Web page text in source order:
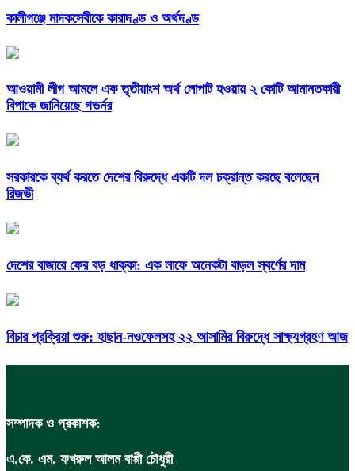
কালীগঞ্জে মাদকসেবীকে কারাদণ্ড ও অর্থদণ্ড
আওয়ামী লীগ আমলে এক তৃতীয়াংশ অর্থ লোপাট হওয়ায় ২ কোটি আমানতকারী
বিপাকে জানিয়েছে গভর্নর
সরকারকে ব্যর্থ করতে দেশের বিরুদ্ধে একটি দল চক্রান্ত করছে বলেছেন
রিজভী
দেশের বাজারে ফের বড় ধাক্কা: এক লাফে অনেকটা বাড়ল স্বর্ণের দাম
বিচার প্রক্রিয়া শুরু: হাছান-নওফেলসহ ২২ আসামির বিরুদ্ধে সাক্ষ্যগ্রহণ আজ
সম্পাদক ও প্রকাশক:
এ.কে. এম. ফখরুল আলম বাপ্পী চৌধুরী